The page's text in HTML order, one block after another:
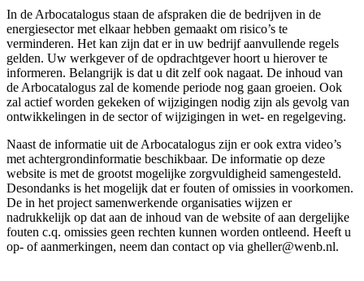
In de Arbocatalogus staan de afspraken die de bedrijven in de
energiesector met elkaar hebben gemaakt om risico’s te
verminderen. Het kan zijn dat er in uw bedrijf aanvullende regels
gelden. Uw werkgever of de opdrachtgever hoort u hierover te
informeren. Belangrijk is dat u dit zelf ook nagaat. De inhoud van
de Arbocatalogus zal de komende periode nog gaan groeien. Ook
zal actief worden gekeken of wijzigingen nodig zijn als gevolg van
ontwikkelingen in de sector of wijzigingen in wet- en regelgeving.
Naast de informatie uit de Arbocatalogus zijn er ook extra video’s
met achtergrondinformatie beschikbaar. De informatie op deze
website is met de grootst mogelijke zorgvuldigheid samengesteld.
Desondanks is het mogelijk dat er fouten of omissies in voorkomen.
De in het project samenwerkende organisaties wijzen er
nadrukkelijk op dat aan de inhoud van de website of aan dergelijke
fouten c.q. omissies geen rechten kunnen worden ontleend. Heeft u
op- of aanmerkingen, neem dan contact op via gheller@wenb.nl.